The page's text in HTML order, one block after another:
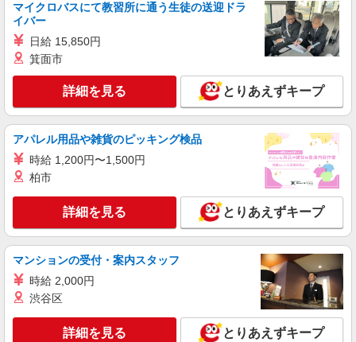
時給1,300円以上 試用期間中 時給1,300円以上
新宿ルミネ1店キャフェテリア （東京都新宿
区西新宿1-1-5 新宿ルミネ1 8階）
キープ 詳細を見る
コンパスグループ・ジャパン株式会社 39502_f
NEW
料理長【正社員】
35万円(試用期間3ヶ月) 残業が発生した場合、残業
代を1分単位で別途支給します。 ▼理論年収（基
本給12ヵ月＋賞与） 4,200,000〜5,320,000円 ▼
想定年収（理論年収＋残業20H/月）
4,723,256〜5,982,791円 ※給与は経験や前職給与
グランダ目白落合 （東京都新宿区中落合2-
16-2）
詳細を見る
アルバイト
ケンタッキーフライドチキン 高田馬場四丁目店
マイクロバスにて教習所に通う生徒の送迎ドラ
イバー
日給 15,850円
箕面市
詳細を見る とりあえずキープ
アパレル用品や雑貨のピッキング検品
時給 1,200円〜1,500円
柏市
詳細を見る とりあえずキープ
マンションの受付・案内スタッフ
時給 2,000円
渋谷区
詳細を見る とりあえずキープ